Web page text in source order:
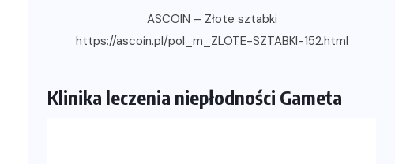
ASCOIN – Złote sztabki
https://ascoin.pl/pol_m_ZLOTE-SZTABKI-152.html
Klinika leczenia niepłodności Gameta